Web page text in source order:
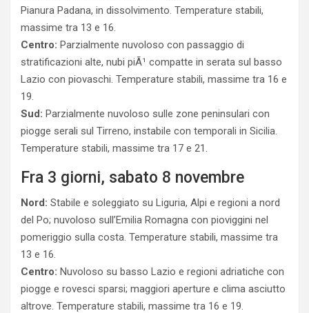
Pianura Padana, in dissolvimento. Temperature stabili,
massime tra 13 e 16.
Centro: Parzialmente nuvoloso con passaggio di
stratificazioni alte, nubi piÃ¹ compatte in serata sul basso
Lazio con piovaschi. Temperature stabili, massime tra 16 e
19.
Sud: Parzialmente nuvoloso sulle zone peninsulari con
piogge serali sul Tirreno, instabile con temporali in Sicilia.
Temperature stabili, massime tra 17 e 21.
Fra 3 giorni, sabato 8 novembre
Nord: Stabile e soleggiato su Liguria, Alpi e regioni a nord
del Po; nuvoloso sull’Emilia Romagna con pioviggini nel
pomeriggio sulla costa. Temperature stabili, massime tra
13 e 16.
Centro: Nuvoloso su basso Lazio e regioni adriatiche con
piogge e rovesci sparsi; maggiori aperture e clima asciutto
altrove. Temperature stabili, massime tra 16 e 19.